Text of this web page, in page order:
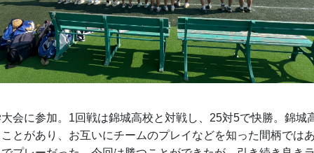
会に参加。1回戦は錦城高校と対戦し、25対5で快勝。錦城
とがあり、お互いにチームのプレイなどを知った間柄では